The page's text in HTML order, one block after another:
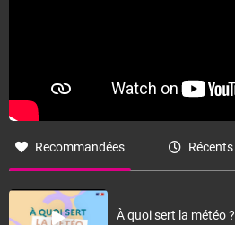
Recommandées Récents
À quoi sert la météo ?